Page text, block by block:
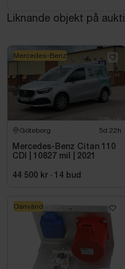
Liknande objekt på
Göteborg 5d 22h
Mercedes-Benz Citan 110
CDI | 10827 mil | 2021
44 500 kr · 14 bud
Mercedes-Benz
Oanvänd